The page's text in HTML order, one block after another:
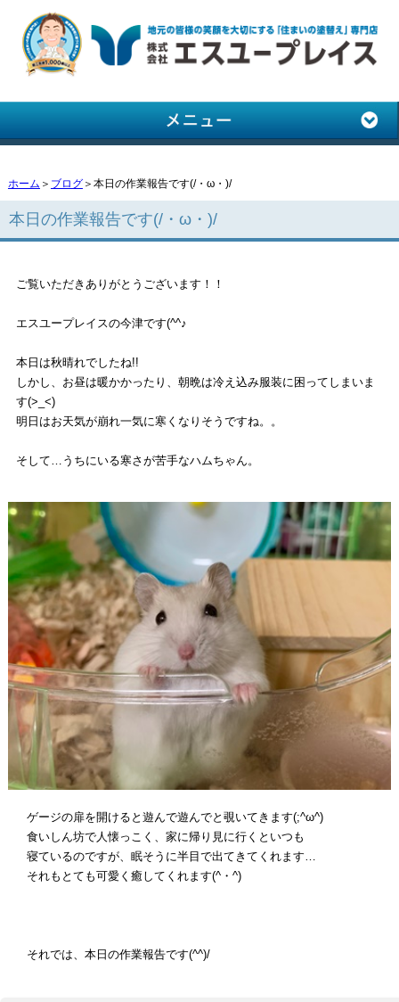
ホーム ＞ ブログ＞本日の作業報告です(/・ω・)/
本日の作業報告です(/・ω・)/
ご覧いただきありがとうございます！！
エスユープレイスの今津です(^^♪
本日は秋晴れでしたね!!
しかし、お昼は暖かかったり、朝晩は冷え込み服装に困ってしまいま
す(>_<)
明日はお天気が崩れ一気に寒くなりそうですね。。
そして… うちにいる寒さが苦手なハムちゃん。
ゲージの扉を開けると遊んで遊んでと覗いてきます(;^ω^)
食いしん坊で人懐っこく、家に帰り見に行くといつも
寝ているのですが、眠そうに半目で出てきてくれます…
それもとても可愛く癒してくれます(^・^)
それでは、本日の作業報告です(^^)/